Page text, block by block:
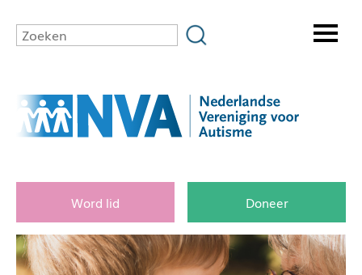
Word lid Doneer